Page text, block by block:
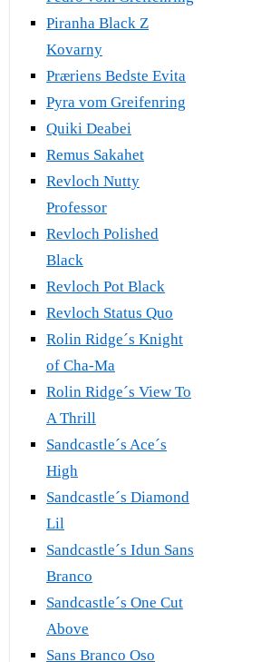
Piranha Black Z
Kovarny
Præriens Bedste Evita
Pyra vom Greifenring
Quiki Deabei
Remus Sakahet
Revloch Nutty
Professor
Revloch Polished
Black
Revloch Pot Black
Revloch Status Quo
Rolin Ridge´s Knight
of Cha-Ma
Rolin Ridge´s View To
A Thrill
Sandcastle´s Ace´s
High
Sandcastle´s Diamond
Lil
Sandcastle´s Idun Sans
Branco
Sandcastle´s One Cut
Above
Sans Branco Oso